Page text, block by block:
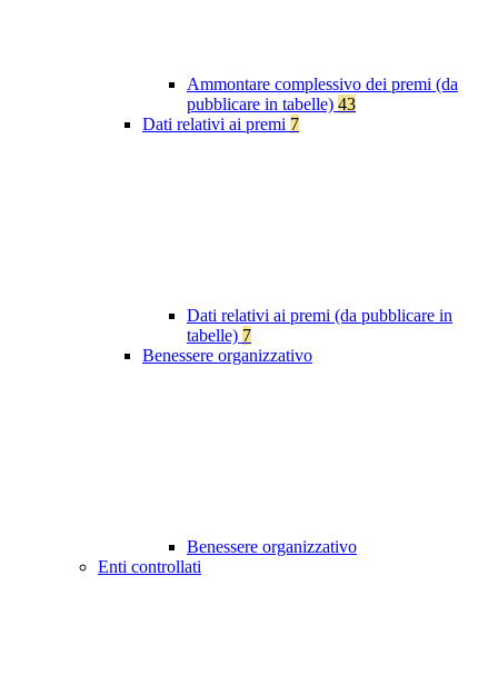
Ammontare complessivo dei premi (da
pubblicare in tabelle) 43
Dati relativi ai premi 7
Dati relativi ai premi (da pubblicare in
tabelle) 7
Benessere organizzativo
Benessere organizzativo
Enti controllati